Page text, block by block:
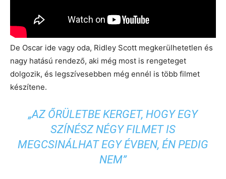
De Oscar ide vagy oda, Ridley Scott megkerülhetetlen és
nagy hatású rendező, aki még most is rengeteget
dolgozik, és legszívesebben még ennél is több filmet
készítene.
„AZ ŐRÜLETBE KERGET, HOGY EGY
SZÍNÉSZ NÉGY FILMET IS
MEGCSINÁLHAT EGY ÉVBEN, ÉN PEDIG
NEM”